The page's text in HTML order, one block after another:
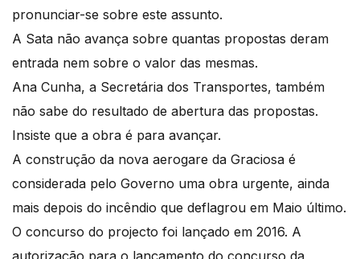
pronunciar-se sobre este assunto.
A Sata não avança sobre quantas propostas deram
entrada nem sobre o valor das mesmas.
Ana Cunha, a Secretária dos Transportes, também
não sabe do resultado de abertura das propostas.
Insiste que a obra é para avançar.
A construção da nova aerogare da Graciosa é
considerada pelo Governo uma obra urgente, ainda
mais depois do incêndio que deflagrou em Maio último.
O concurso do projecto foi lançado em 2016. A